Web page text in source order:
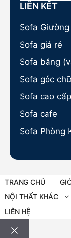
LIÊN KẾT
Sofa
Sofa giá rẻ
Sofa băng
Sofa góc
Sofa cao cấp
Sofa cafe
Sofa Phòng
TRANG CHỦ
NỘI THẤT KHÁC
LIÊN HỆ